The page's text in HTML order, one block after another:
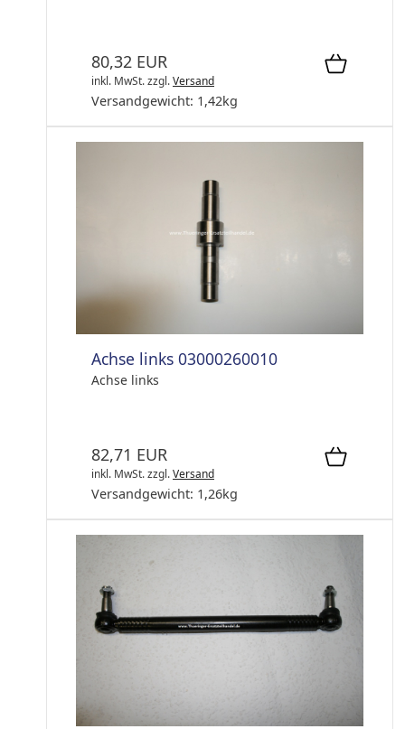
80,32 EUR
inkl. MwSt.zzgl.Versand
Versandgewicht: 1,42kg
Achse links 03000260010
Achse links
82,71 EUR
inkl. MwSt.zzgl.Versand
Versandgewicht: 1,26kg